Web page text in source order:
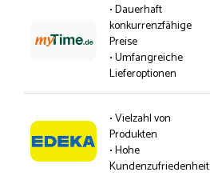
• Dauerhaft
konkurrenzfähige
Preise
• Umfangreiche
Lieferoptionen
• Vielzahl von
Produkten
• Hohe
Kundenzufriedenheit